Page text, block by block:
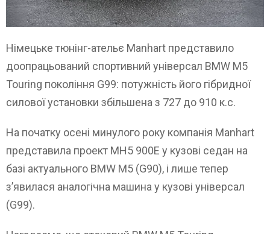
Німецьке тюнінг-ательє Manhart представило
доопрацьований спортивний універсал BMW M5
Touring покоління G99: потужність його гібридної
силової установки збільшена з 727 до 910 к.с.
На початку осені минулого року компанія Manhart
представила проект MH5 900E у кузові седан на
базі актуального BMW M5 (G90), і лише тепер
з’явилася аналогічна машина у кузові універсал
(G99).